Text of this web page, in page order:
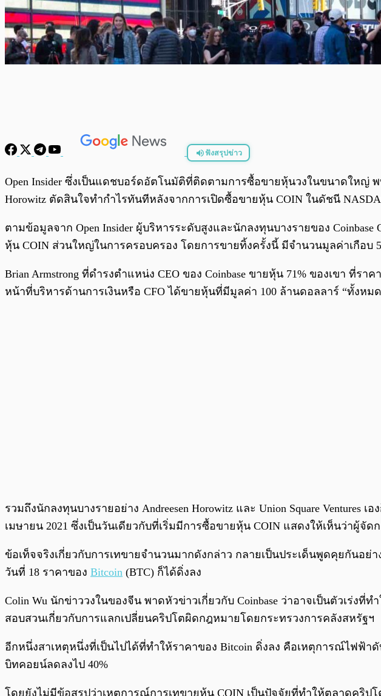
ฟังสรุปข่าว
พร้อมเล่น
Open Insider ซึ่งเป็นแดชบอร์ดอัตโนมัติที่ติดตามการซื้อขายหุ้นวงในขนาดใหญ่ พบ
Horowitz ตัดสินใจทำกำไรทันทีหลังจากการเปิดซื้อขายหุ้น COIN ในดัชนี
ตามข้อมูลจาก Open Insider ผู้บริหารระดับสูงและนักลงทุนบางรายของ
หุ้น COIN ส่วนใหญ่ในการครอบครอง โดยการขายทิ้งครั้งนี้ มีจำนวนมูลค่าเกือบ
Brian Armstrong ที่ดำรงตำแหน่ง CEO ของ Coinbase ขายหุ้น 71% ของเขา ที่ร
หน้าที่บริหารด้านการเงินหรือ CFO ได้ขายหุ้นที่มีมูลค่า 100 ล้านดอลลาร์ “ทั้งหมด
รวมถึงนักลงทุนบางรายอย่าง Andreesen Horowitz และ Union Square
เมษายน 2021 ซึ่งเป็นวันเดียวกับที่เริ่มมีการซื้อขายหุ้น COIN แสดงให้เห็นว่าผู้จั
ข้อเท็จจริงเกี่ยวกับการเทขายจำนวนมากดังกล่าว กลายเป็นประเด็นพูดคุยกันอ
วันที่ 18 ราคาของ Bitcoin (BTC) ก็ได้ดิ่งลง
Colin Wu นักข่าววงในของจีน พาดหัวข่าวเกี่ยวกับ Coinbase ว่าอาจเป็นตัวเร่ง
สอบสวนเกี่ยวกับการแลกเปลี่ยนคริปโตผิดกฎหมายโดยกระทรวงการคลังสหรัฐฯ
อีกหนึ่งสาเหตุหนึ่งที่เป็นไปได้ที่ทำให้ราคาของ Bitcoin ดิ่งลง คือเหตุการณ์ไฟฟ้
บิทคอยน์ลดลงไป 40%
โดยยังไม่มีข้อสรุปว่าเหตุการณ์การเทขายหุ้น COIN เป็นปัจจัยที่ทำให้ตลาดคริป